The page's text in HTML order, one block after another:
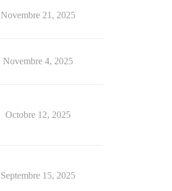
Novembre 21, 2025
Novembre 4, 2025
Octobre 12, 2025
Septembre 15, 2025